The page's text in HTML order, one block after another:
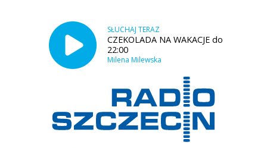
SŁUCHAJ TERAZ
CZEKOLADA NA WAKACJE do
22:00
Milena Milewska